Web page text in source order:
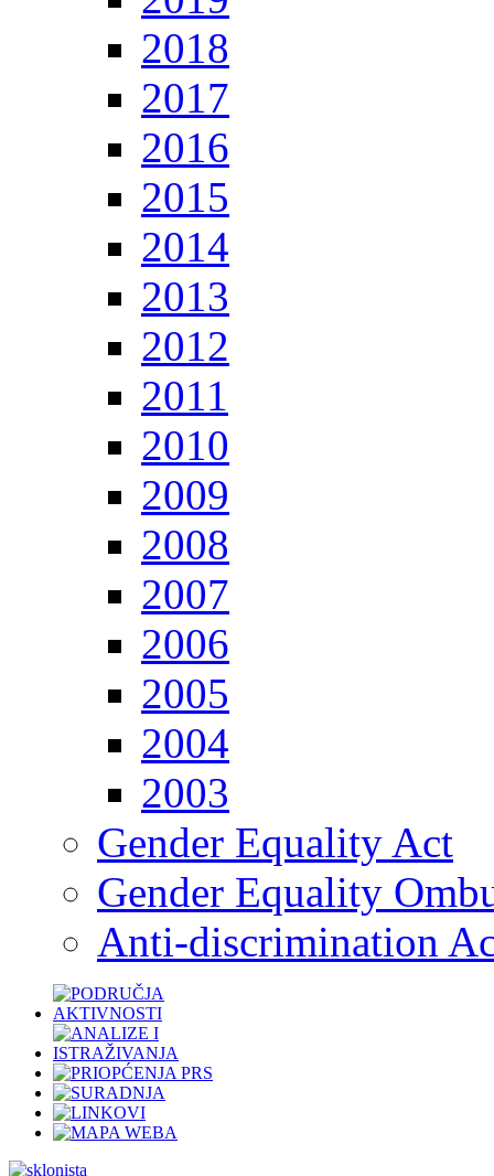
2018
2017
2016
2015
2014
2013
2012
2011
2010
2009
2008
2007
2006
2005
2004
2003
Gender Equality Act
Gender Equality
Anti-discrimination